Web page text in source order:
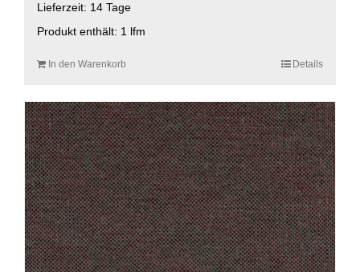
Lieferzeit: 14 Tage
Produkt enthält: 1 lfm
In den Warenkorb Details